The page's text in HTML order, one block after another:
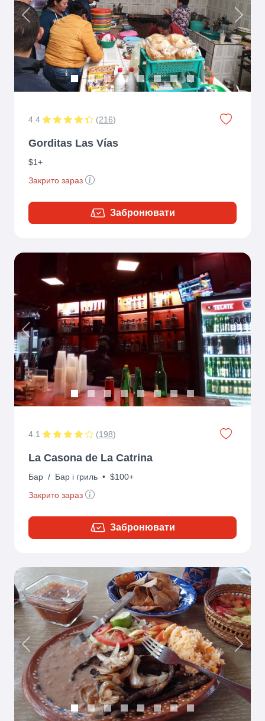
Previous Next
4.4 (216)
Gorditas Las Vías
$1+
Закрито зараз
Забронювати
Previous Next
4.1 (198)
La Casona de La Catrina
Бар / Бар і гриль • $100+
Закрито зараз
Забронювати
Previous Next